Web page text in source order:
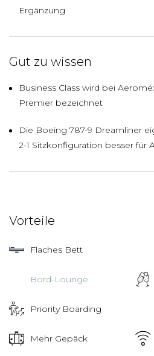
Ergänzung
Gut zu wissen
Business Class wird bei
Premier bezeichnet
Die Boeing 787-9 Dreamliner
2-1 Sitzkonfiguration besser für
Vorteile
Flaches Bett
Bord-Lounge
Priority Boarding
Mehr Gepäck